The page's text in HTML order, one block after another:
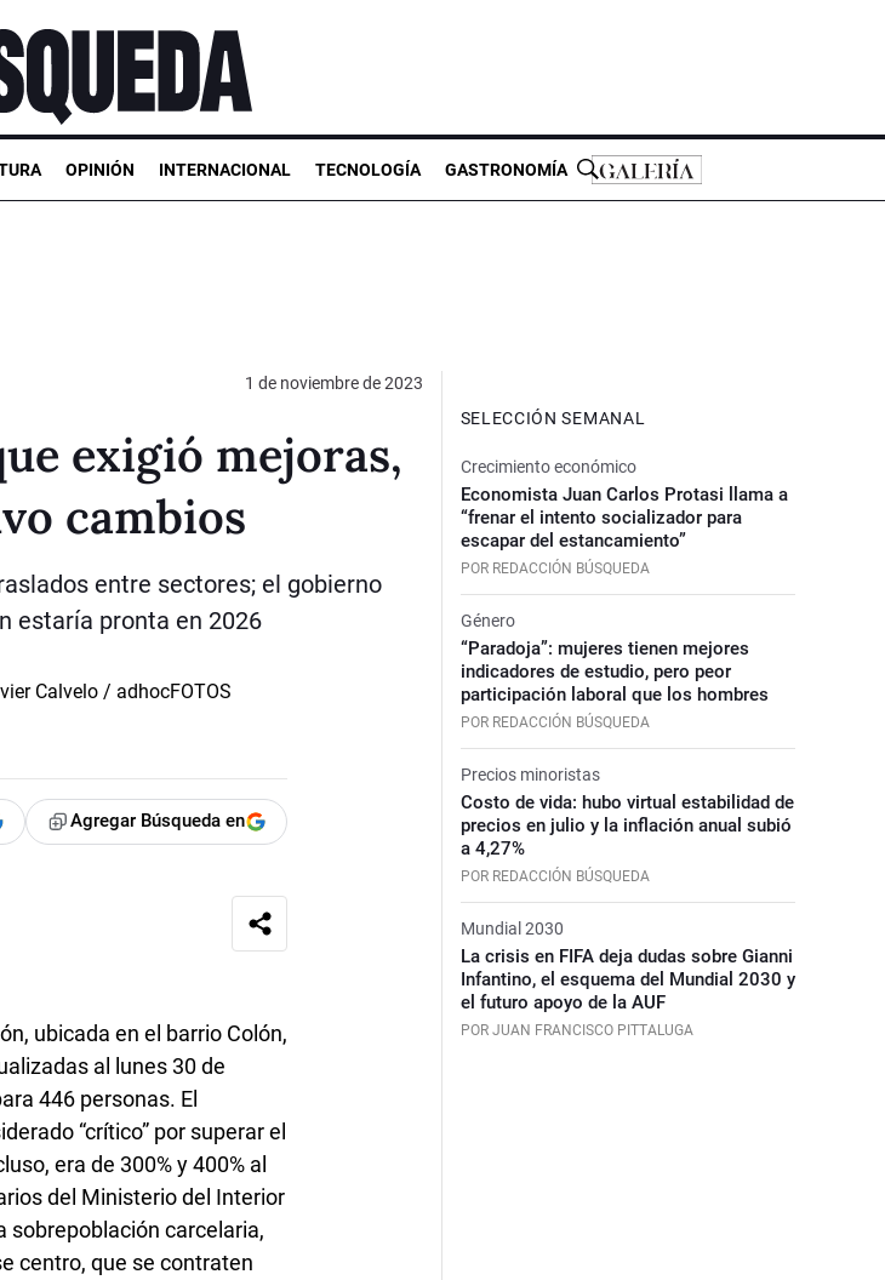
OPINIÓN INTERNACIONAL TECNOLOGÍA GASTRONOMÍA
1 de noviembre de 2023
exigió mejoras,
cambios
entre sectores; el gobierno
estaría pronta en 2026
Agregar Búsqueda en
ubicada en el barrio Colón,
al lunes 30 de
446 personas. El
“crítico” por superar el
era de 300% y 400% al
del Ministerio del Interior
sobrepoblación carcelaria,
centro, que se contraten
SELECCIÓN SEMANAL
Crecimiento económico
Economista Juan Carlos Protasi llama a
“frenar el intento socializador para
escapar del estancamiento”
POR REDACCIÓN BÚSQUEDA
Género
“Paradoja”: mujeres tienen mejores
indicadores de estudio, pero peor
participación laboral que los hombres
POR REDACCIÓN BÚSQUEDA
Precios minoristas
Costo de vida: hubo virtual estabilidad de
precios en julio y la inflación anual subió
a 4,27%
POR REDACCIÓN BÚSQUEDA
Mundial 2030
La crisis en FIFA deja dudas sobre Gianni
Infantino, el esquema del Mundial 2030 y
el futuro apoyo de la AUF
POR JUAN FRANCISCO PITTALUGA